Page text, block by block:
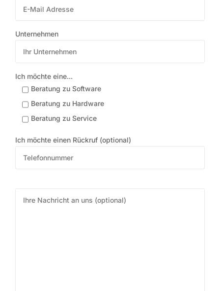
Unternehmen
Ich möchte eine...
Beratung zu Software
Beratung zu Hardware
Beratung zu Service
Ich möchte einen Rückruf (optional)